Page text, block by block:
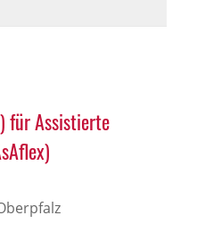
für Assistierte